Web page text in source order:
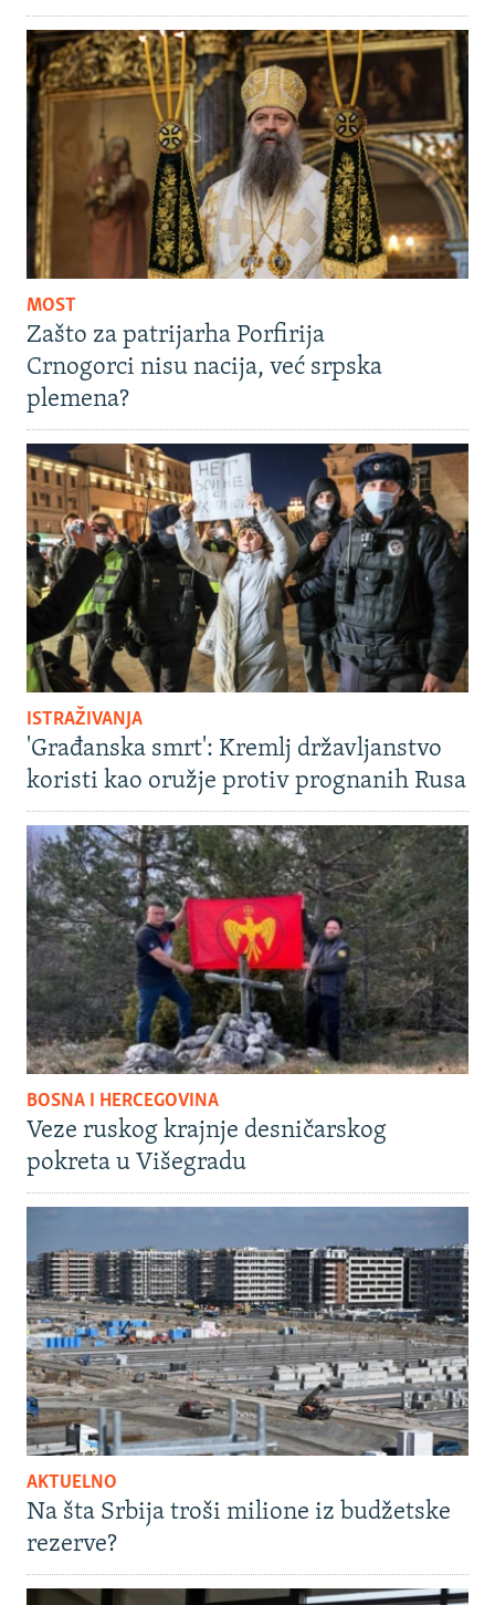
MOST
Zašto za patrijarha Porfirija
Crnogorci nisu nacija, već srpska
plemena?
ISTRAŽIVANJA
'Građanska smrt': Kremlj državljanstvo
koristi kao oružje protiv prognanih Rusa
BOSNA I HERCEGOVINA
Veze ruskog krajnje desničarskog
pokreta u Višegradu
AKTUELNO
Na šta Srbija troši milione iz budžetske
rezerve?